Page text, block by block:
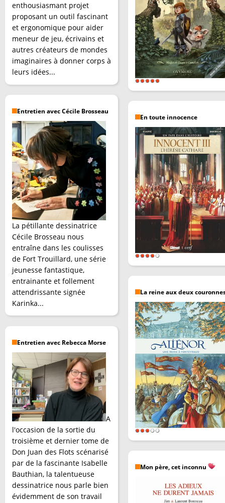
enthousiasmant projet
proposant un outil fascinant
et ergonomique pour aider
meneur de jeu, écrivains et
autres créateurs de mondes
imaginaires à donner corps à
leurs idées...
Entretien avec Cécile Brosseau
La pétillante dessinatrice
Cécile Brosseau nous
entraîne dans les coulisses
de Fort Trouillard, une série
jeunesse fantastique,
entrainante et follement
attendrissante signée
Karinka...
Entretien avec Rebecca Morse
A
l'occasion de la sortie du
troisième et dernier tome de
Don Juan des Flots scénarisé
par de la fascinante Isabelle
Bauthian, la talentueuse
dessinatrice nous parle bien
évidemment de son travail
En toute innocence
La reine aux deux
Mon père, cet inconnu